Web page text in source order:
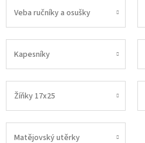
Veba ručníky a osušky
Kapesníky
Žíňky 17x25
Matějovský utěrky